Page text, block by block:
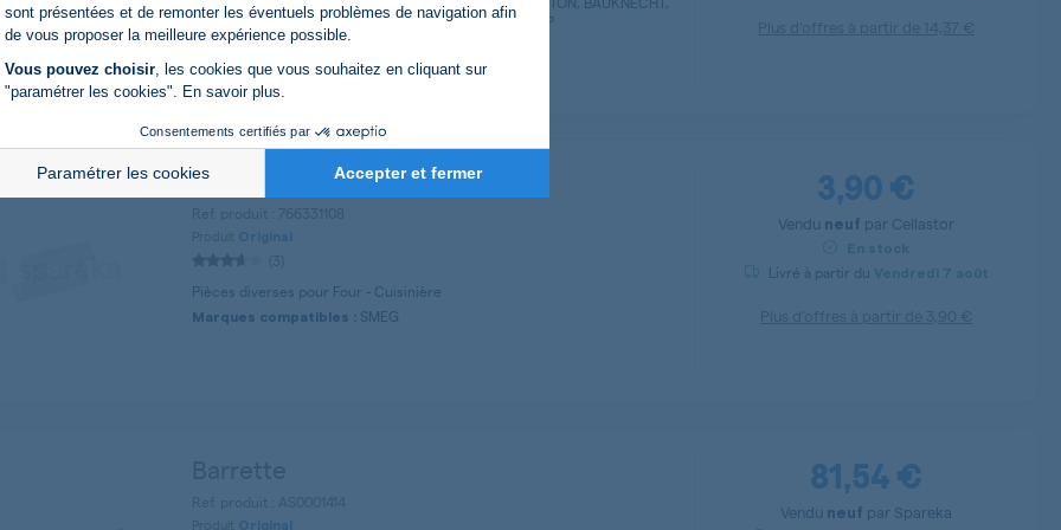
sont présentées et de remonter les éventuels problèmes de navigation afin
de vous proposer la meilleure expérience possible.
Vous pouvez choisir, les cookies que vous souhaitez en cliquant sur
"paramétrer les cookies". En savoir plus.
Consentements certifiés par
Paramétrer les cookies Accepter et fermer
Marques compatibles :
HOTPOINT, ARISTON, CYLINDA, KITCHENAID, BRASTEMP
Support de potentiomètre
Original
Pièces diverses pour Four - Cuisinière
Marques compatibles : SMEG
3,90 €
Vendu neuf par Cellastor
En stock
Livré à partir du Vendredi 7 août
Original
81,54 €
Vendu neuf par Spareka